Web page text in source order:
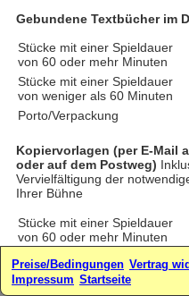
Gebundene Textbücher im
Stücke mit einer Spieldauer
von 60 oder mehr Minuten
Stücke mit einer Spieldauer
von weniger als 60 Minuten
Porto/Verpackung
Kopiervorlagen (per E-Mail
oder auf dem Postweg)
Vervielfältigung der
Ihrer Bühne
Stücke mit einer Spieldauer
von 60 oder mehr Minuten
Stücke mit einer Spieldauer
von weniger als 60 Minuten
zzgl. Porto/Verpackung für
Preise/Bedingungen Vertrag
Impressum Startseite